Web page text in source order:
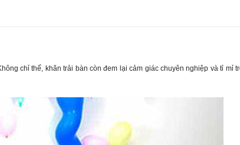
chỉ thế, khăn trải bàn còn đem lại cảm giác chuyên nghiệp và tỉ mỉ